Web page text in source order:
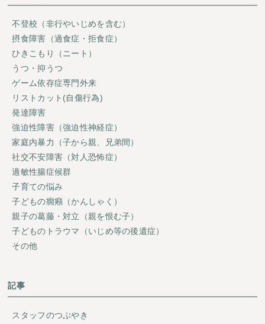
不登校（非行やいじめを含む）
摂食障害（過食症・拒食症）
ひきこもり（ニート）
うつ・抑うつ
ゲーム依存症専門外来
リストカット(自傷行為)
発達障害
強迫性障害（強迫性神経症）
家庭内暴力（子から親、兄弟間）
社交不安障害（対人恐怖症）
過敏性腸症候群
子育ての悩み
子どもの癇癪（かんしゃく）
親子の葛藤・対立（親を恨む子）
子どものトラウマ（いじめ等の後遺症）
その他
記事
スタッフのつぶやき